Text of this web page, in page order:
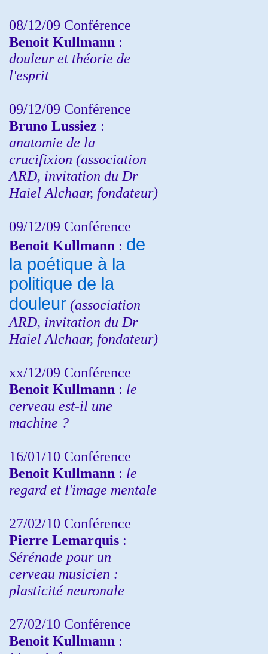
08/12/09 Conférence
Benoit Kullmann :
douleur et théorie de
l'esprit
09/12/09 Conférence
Bruno Lussiez :
anatomie de la
crucifixion (association
ARD, invitation du Dr
Haiel Alchaar, fondateur)
09/12/09 Conférence
Benoit Kullmann : de
la poétique à la
politique de la
douleur (association
ARD, invitation du Dr
Haiel Alchaar, fondateur)
xx/12/09 Conférence
Benoit Kullmann : le
cerveau est-il une
machine ?
16/01/10 Conférence
Benoit Kullmann : le
regard et l'image mentale
27/02/10 Conférence
Pierre Lemarquis :
Sérénade pour un
cerveau musicien :
plasticité neuronale
27/02/10 Conférence
Benoit Kullmann :